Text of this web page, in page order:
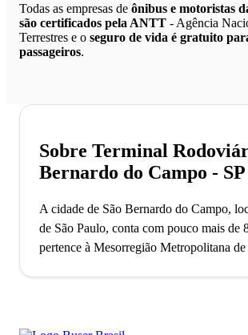
Todas as empresas de ônibus e motoristas
são certificados pela ANTT - Agência
Terrestres e o seguro de vida é gratuito
passageiros.
Sobre Terminal
Bernardo do Campo - SP
A cidade de São Bernardo do Campo,
de São Paulo, conta com pouco mais de
pertence à Mesorregião Metropolitana